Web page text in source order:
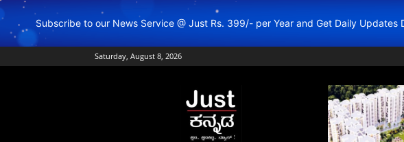
Subscribe to our News Service @ Just Rs. 399/- per Year and Get Daily
Saturday, August 8, 2026
Just
Kannada
–
Online